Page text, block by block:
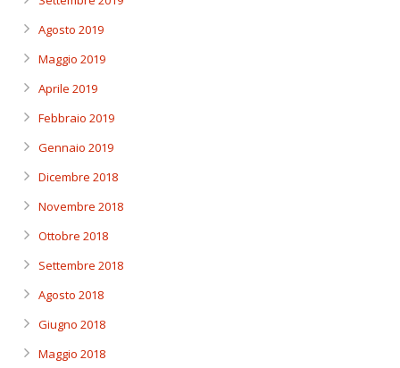
Agosto 2019
Maggio 2019
Aprile 2019
Febbraio 2019
Gennaio 2019
Dicembre 2018
Novembre 2018
Ottobre 2018
Settembre 2018
Agosto 2018
Giugno 2018
Maggio 2018